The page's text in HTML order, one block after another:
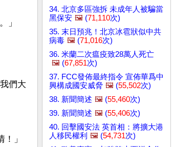
」
們大
」
34. 北京多區強拆 未成年人被騙當
黑保安 🖼️ (71,110次)
35. 末日預兆！北京冰雹狀似中共
病毒 🖼️ (71,016次)
36. 米蘭二次瘟疫致28萬人死亡
🖼️ (67,851次)
37. FCC發佈最終指令 宣佈華爲中
興構成國安威脅 🖼️ (55,502次)
38. 新聞簡述 🖼️ (55,460次)
39. 新聞簡述 🖼️ (55,406次)
40. 回擊國安法 英首相：將擴大港
人移民權利 🖼️ (54,731次)